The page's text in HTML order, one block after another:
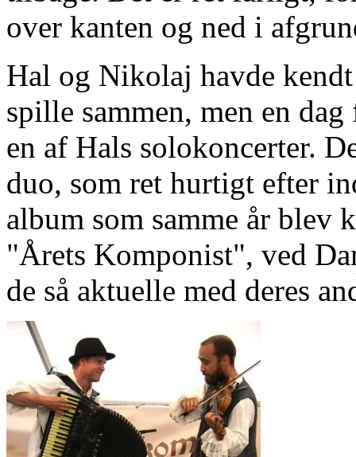
over kanten og ned i
Hal og Nikolaj havde
spille sammen, men en
en af Hals solokoncerter.
duo, som ret hurtigt efter
album som samme år blev
"Årets Komponist", ved
de så aktuelle med deres